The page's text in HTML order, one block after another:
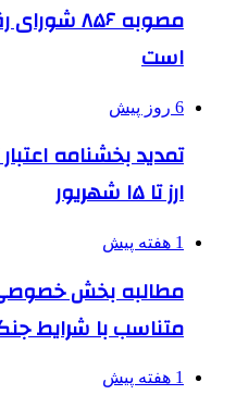
مصوبه ۸۵۶
است
6 روز پیش
تمدید بخشنامه
ارز تا ۱۵ شهریور
1 هفته پیش
مطالبه بخش خصوصی
متناسب با شرایط
1 هفته پیش